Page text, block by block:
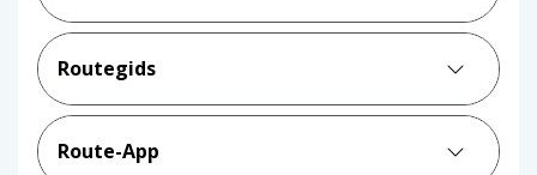
Routegids
Route-App